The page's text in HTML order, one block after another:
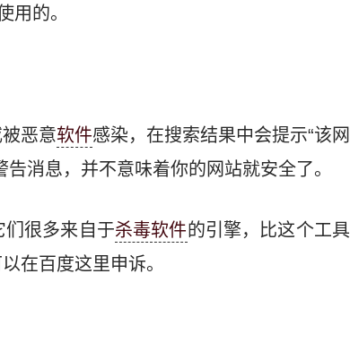
用的。
恶意软件感染，在搜索结果中会提示“该网
消息，并不意味着你的网站就安全了。
们很多来自于杀毒软件的引擎，比这个工具
在百度这里申诉。